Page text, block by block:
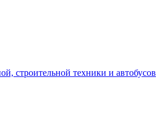
строительной техники и автобусов